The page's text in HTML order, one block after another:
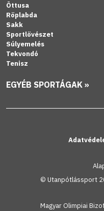
Öttusa
Röplabda
Sakk
Sportlövészet
Súlyemelés
Tekvondó
Tenisz
EGYÉB SPORTÁGAK »
© Utanpótlássport
Magyar Olimpiai